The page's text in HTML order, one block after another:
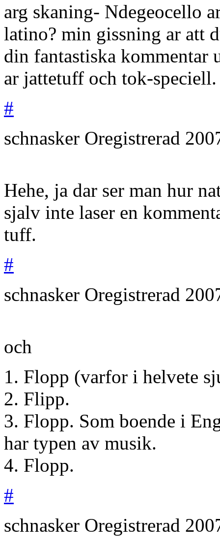
arg skaning- Ndegeocello
latino? min gissning ar att
din fantastiska kommentar
ar jattetuff och tok-speciell.
#
schnasker Oregistrerad
Hehe, ja dar ser man hur
sjalv inte laser en
tuff.
#
schnasker Oregistrerad
och
1. Flopp (varfor i helvete
2. Flipp.
3. Flopp. Som boende i
har typen av musik.
4. Flopp.
#
schnasker Oregistrerad